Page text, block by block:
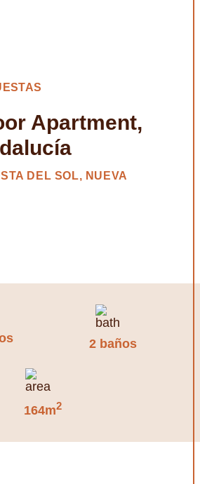
Apartment,
DEL SOL, NUEVA
2 baños
164m2